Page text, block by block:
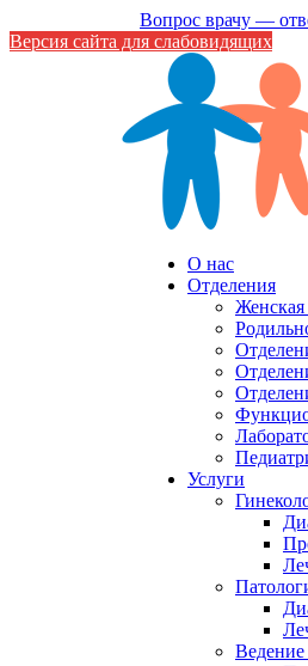
Вопрос врачу —
Версия сайта для слабовидящих
О нас
Отделения
Женская
Услуги
Ведение